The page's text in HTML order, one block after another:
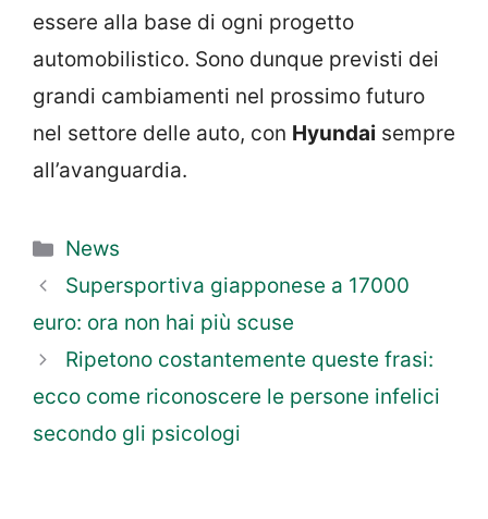
essere alla base di ogni progetto
automobilistico. Sono dunque previsti dei
grandi cambiamenti nel prossimo futuro
nel settore delle auto, con Hyundai sempre
all’avanguardia.
Categorie
News
Supersportiva giapponese a 17000
euro: ora non hai più scuse
Ripetono costantemente queste frasi:
ecco come riconoscere le persone infelici
secondo gli psicologi